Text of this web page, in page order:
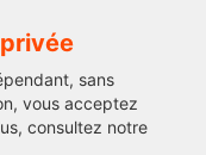
sans
vous acceptez
consultez notre